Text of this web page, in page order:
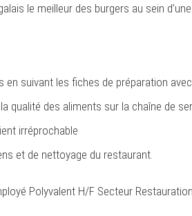
le meilleur des burgers au sein
en suivant les fiches de préparation
qualité des aliments sur la chaîne de
irréprochable
et de nettoyage du restaurant.
Polyvalent H/F Secteur